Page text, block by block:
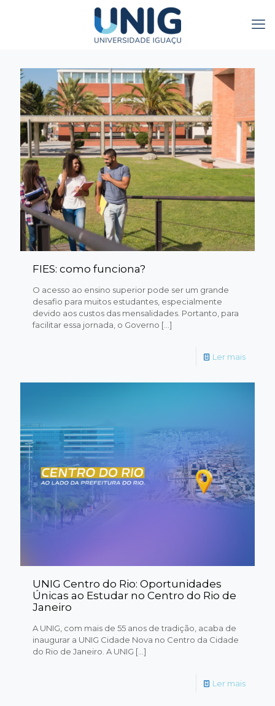
FIES: como funciona?
O acesso ao ensino superior pode ser um grande
desafio para muitos estudantes, especialmente
devido aos custos das mensalidades. Portanto, para
facilitar essa jornada, o Governo […]
Ler mais
UNIG Centro do Rio: Oportunidades
Únicas ao Estudar no Centro do Rio de
Janeiro
A UNIG, com mais de 55 anos de tradição, acaba de
inaugurar a UNIG Cidade Nova no Centro da Cidade
do Rio de Janeiro. A UNIG […]
Ler mais